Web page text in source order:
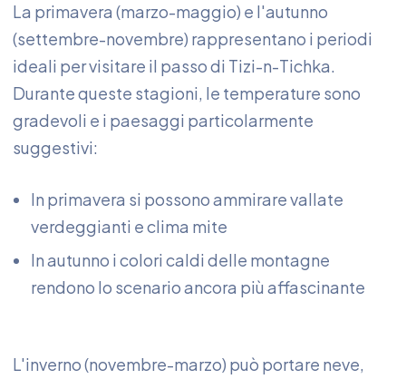
La primavera (marzo-maggio) e l'autunno
(settembre-novembre) rappresentano i periodi
ideali per visitare il passo di Tizi-n-Tichka.
Durante queste stagioni, le temperature sono
gradevoli e i paesaggi particolarmente
suggestivi:
In primavera si possono ammirare vallate
verdeggianti e clima mite
In autunno i colori caldi delle montagne
rendono lo scenario ancora più affascinante
L'inverno (novembre-marzo) può portare neve,